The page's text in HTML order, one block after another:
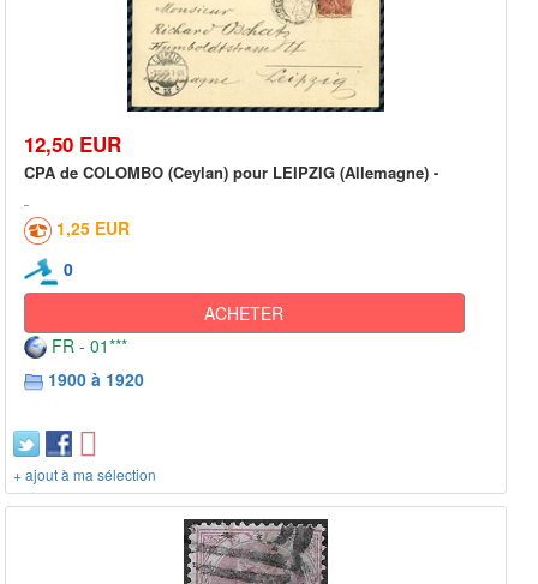
12,50 EUR
CPA de COLOMBO (Ceylan) pour LEIPZIG (Allemagne) -
1,25 EUR
0
ACHETER
FR - 01***
1900 à 1920
+ ajout à ma sélection